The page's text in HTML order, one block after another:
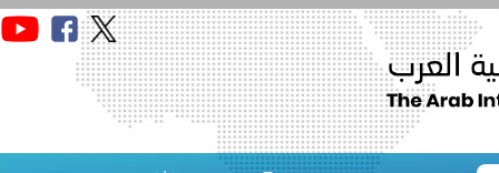
قـطـر ـ 1448/02/21هـ ــ الموافق 2026/08/04 م - مشاركة دولة